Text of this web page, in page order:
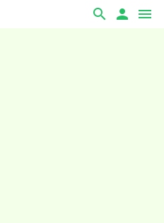
search person menu